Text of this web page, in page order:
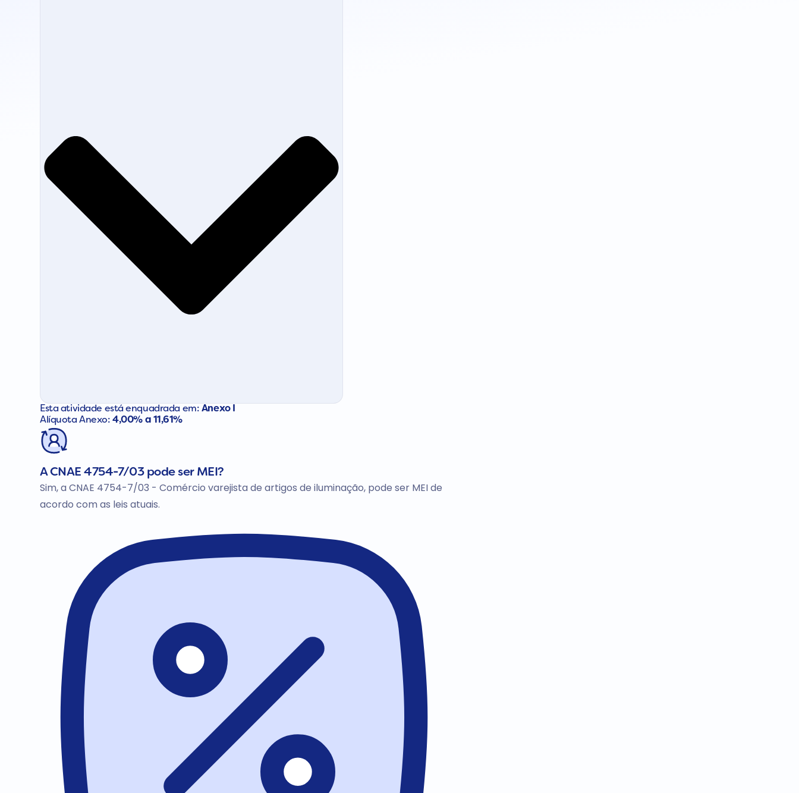
Esta atividade está enquadrada em: Anexo I
Alíquota Anexo:4,00% a 11,61%
A CNAE 4754-7/03 pode ser MEI?
Sim, a CNAE 4754-7/03 - Comércio varejista de artigos de iluminação, pode ser MEI de
acordo com as leis atuais.